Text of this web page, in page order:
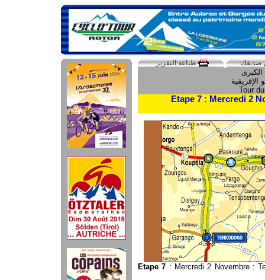
صديقك طباعة التقرير
Tour
---> Etape 7 : Mercredi
Etape 7 : Mercredi 2 Novembre :